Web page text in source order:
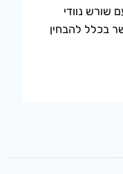
שורש נוודי
בכלל להבחין